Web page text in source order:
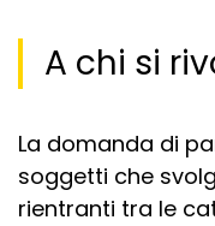
A chi si
La domanda di
soggetti che
rientranti tra le